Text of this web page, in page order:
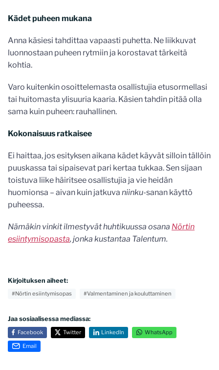
Kädet puheen mukana
Anna käsiesi tahdittaa vapaasti puhetta. Ne liikkuvat
luonnostaan puheen rytmiin ja korostavat tärkeitä
kohtia.
Varo kuitenkin osoittelemasta osallistujia etusormellasi
tai huitomasta ylisuuria kaaria. Käsien tahdin pitää olla
sama kuin puheen: rauhallinen.
Kokonaisuus ratkaisee
Ei haittaa, jos esityksen aikana kädet käyvät silloin tällöin
puuskassa tai sipaisevat pari kertaa tukkaa. Sen sijaan
toistuva liike häiritsee osallistujia ja vie heidän
huomionsa – aivan kuin jatkuva niinku-sanan käyttö
puheessa.
Nämäkin vinkit ilmestyvät huhtikuussa osana Nörtin
esiintymisopasta, jonka kustantaa Talentum.
Kirjoituksen aiheet:
#Nörtin esiintymisopas #Valmentaminen ja kouluttaminen
Jaa sosiaalisessa mediassa:
Facebook Twitter LinkedIn WhatsApp
Email